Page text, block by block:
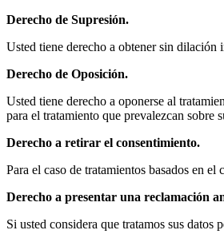
Derecho de Supresión.
Usted tiene derecho a obtener sin dilación
Derecho de Oposición.
Usted tiene derecho a oponerse al
para el tratamiento que prevalezcan sobre
Derecho a retirar el consentimiento.
Para el caso de tratamientos basados en
Derecho a presentar una reclamación
Si usted considera que tratamos sus datos